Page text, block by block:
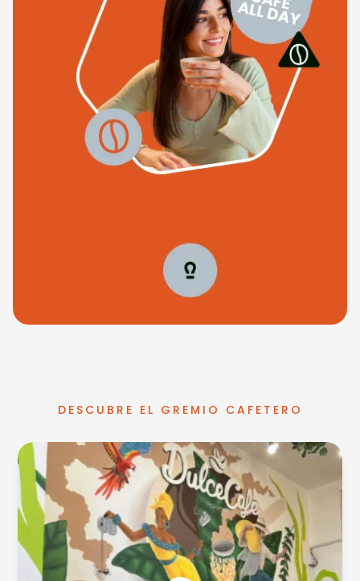
DESCUBRE EL GREMIO CAFETERO